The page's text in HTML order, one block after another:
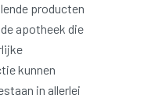
producten
apotheek die
kunnen
in allerlei